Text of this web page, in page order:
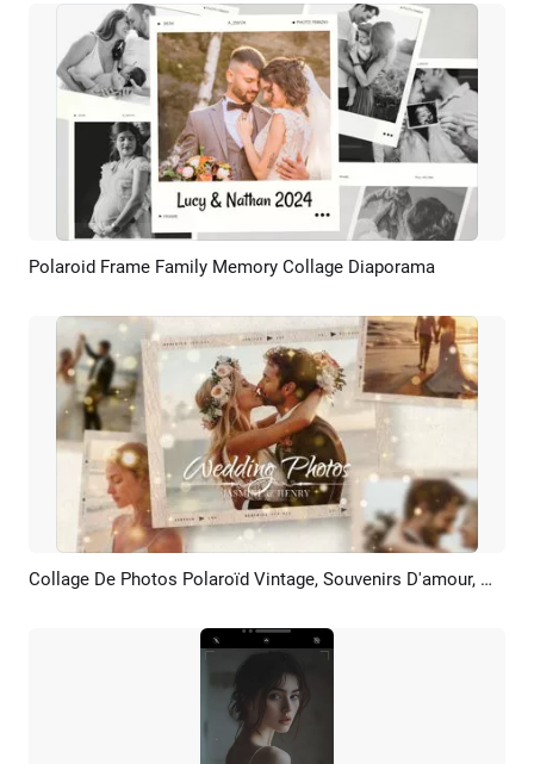
Aperçu Créer IA
Polaroid Frame Family Memory Collage Diaporama
Aperçu Créer IA Collage De Photos Polaroïd Vintage, Souvenirs D'amour, Mariage, Fiançailles, Diaporama